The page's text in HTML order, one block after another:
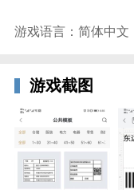
斑马智印安卓版特色
单张打印:支持打
批量打印:支持批量
列号,或者上传
游戏语言：简体中文
游戏截图